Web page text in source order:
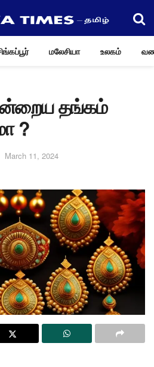
மலேசியா உலகம்
தங்கம்
?
March 11, 2024